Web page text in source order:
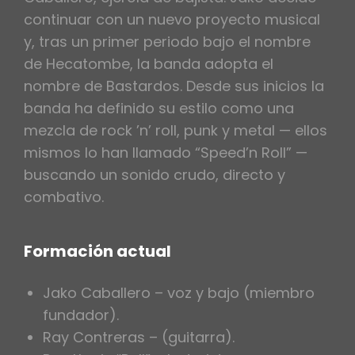
continuar con un nuevo proyecto musical
y, tras un primer periodo bajo el nombre
de Hecatombe, la banda adopta el
nombre de Bastardos. Desde sus inicios la
banda ha definido su estilo como una
mezcla de rock ’n’ roll, punk y metal — ellos
mismos lo han llamado “Speed’n Roll” —
buscando un sonido crudo, directo y
combativo.
Formación actual
Jako Caballero – voz y bajo (miembro
fundador).
Ray Contreras – (guitarra).